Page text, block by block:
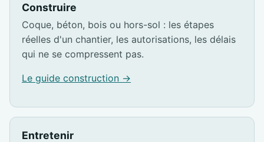
Construire
Coque, béton, bois ou hors-sol : les étapes
réelles d'un chantier, les autorisations, les délais
qui ne se compressent pas.
Le guide construction →
Entretenir